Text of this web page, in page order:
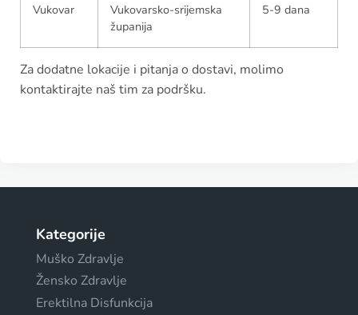
Vukovar
Vukovarsko-srijemska
županija
5-9 dana
Za dodatne lokacije i pitanja o dostavi, molimo
kontaktirajte naš tim za podršku.
Kategorije
Muško Zdravlje
Žensko Zdravlje
Erektilna Disfunkcija